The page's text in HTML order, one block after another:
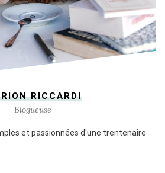
RICCARDI
Blogueuse
et passionnées d'une trentenaire